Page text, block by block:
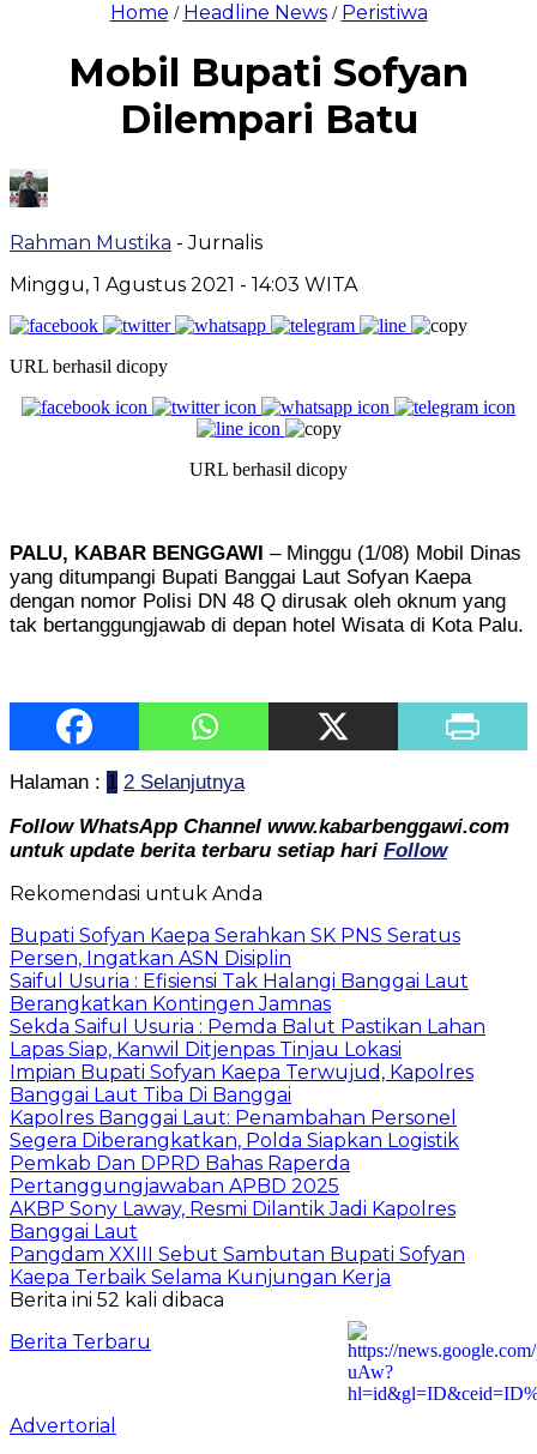
Home / Headline News/ Peristiwa
Mobil Bupati Sofyan
Dilempari Batu
Rahman Mustika - Jurnalis
Minggu, 1 Agustus 2021 - 14:03 WITA
URL berhasil dicopy
URL berhasil dicopy
PALU, KABAR BENGGAWI – Minggu (1/08) Mobil Dinas
yang ditumpangi Bupati Banggai Laut Sofyan Kaepa
dengan nomor Polisi DN 48 Q dirusak oleh oknum yang
tak bertanggungjawab di depan hotel Wisata di Kota Palu.
Halaman : 1 2 Selanjutnya
Follow WhatsApp Channel www.kabarbenggawi.com
untuk update berita terbaru setiap hari Follow
Rekomendasi untuk Anda
Bupati Sofyan Kaepa Serahkan SK PNS Seratus
Persen, Ingatkan ASN Disiplin
Saiful Usuria : Efisiensi Tak Halangi Banggai Laut
Berangkatkan Kontingen Jamnas
Sekda Saiful Usuria : Pemda Balut Pastikan Lahan
Lapas Siap, Kanwil Ditjenpas Tinjau Lokasi
Impian Bupati Sofyan Kaepa Terwujud, Kapolres
Banggai Laut Tiba Di Banggai
Kapolres Banggai Laut: Penambahan Personel
Segera Diberangkatkan, Polda Siapkan Logistik
Pemkab Dan DPRD Bahas Raperda
Pertanggungjawaban APBD 2025
AKBP Sony Laway, Resmi Dilantik Jadi Kapolres
Banggai Laut
Pangdam XXIII Sebut Sambutan Bupati Sofyan
Kaepa Terbaik Selama Kunjungan Kerja
Berita ini 52 kali dibaca
Berita Terbaru
Advertorial